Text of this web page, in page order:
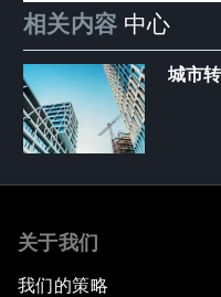
相关内容 中心
城市
关于我们
我们的策略